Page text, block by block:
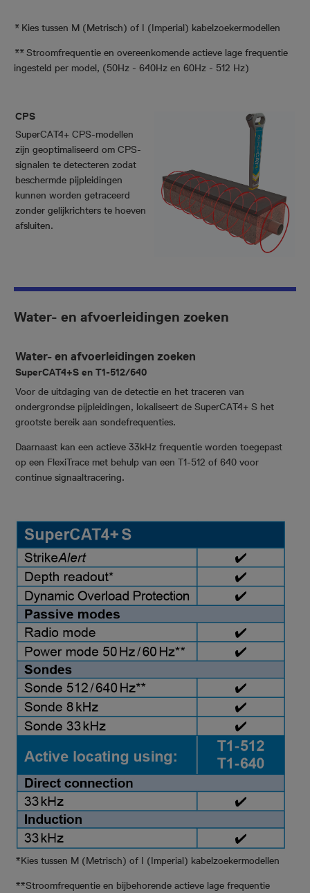
* Kies tussen M (Metrisch) of I (Imperial) kabelzoekermodellen
**Stroomfrequentie en overeenkomende actieve lage frequentie
ingesteld per model, (50Hz - 640Hz en 60Hz - 512 Hz)
CPS
SuperCAT4+ CPS-modellen
zijn geoptimaliseerd om CPS-
signalen te detecteren zodat
beschermde pijpleidingen
kunnen worden getraceerd
zonder gelijkrichters te hoeven
afsluiten.
Water- en afvoerleidingen zoeken
Water- en afvoerleidingen zoeken
SuperCAT4+S en T1-512/640
Voor de uitdaging van de detectie en het traceren van
ondergrondse pijpleidingen, lokaliseert de SuperCAT4+ S het
grootste bereik aan sondefrequenties.
Daarnaast kan een actieve 33kHz frequentie worden toegepast
op een FlexiTrace met behulp van een T1-512 of 640 voor
continue signaaltracering.
*Kies tussen M (Metrisch) of I (Imperial) kabelzoekermodellen
**Stroomfrequentie en bijbehorende actieve lage frequentie